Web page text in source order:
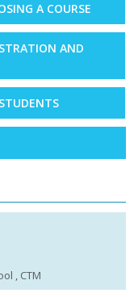
A COURSE
AND
, CTM